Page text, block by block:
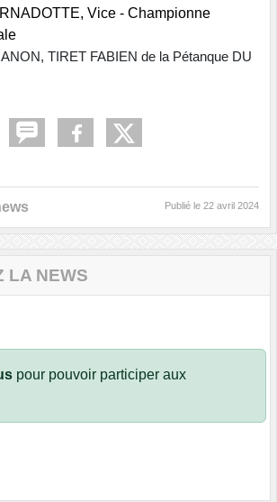
Vice - Championne
TIRET FABIEN de la Pétanque DU
Publié le 22 avril 2024
LA NEWS
pour pouvoir participer aux